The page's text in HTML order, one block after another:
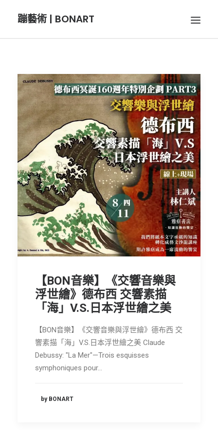
蹦藝術 | BONART
BON呼吸
BON攝影
BON插畫
BON旅行
節慶長笛樂團
關於我們
SEARCH
【BON音樂】《交響音樂與
浮世繪》德布西 交響素描
「海」V.S.日本浮世繪之美
【BON音樂】《交響音樂與浮世繪》德布西 交
響素描「海」V.S.日本浮世繪之美 Claude
Debussy: "La Mer"—Trois esquisses
symphoniques pour…
by BONART